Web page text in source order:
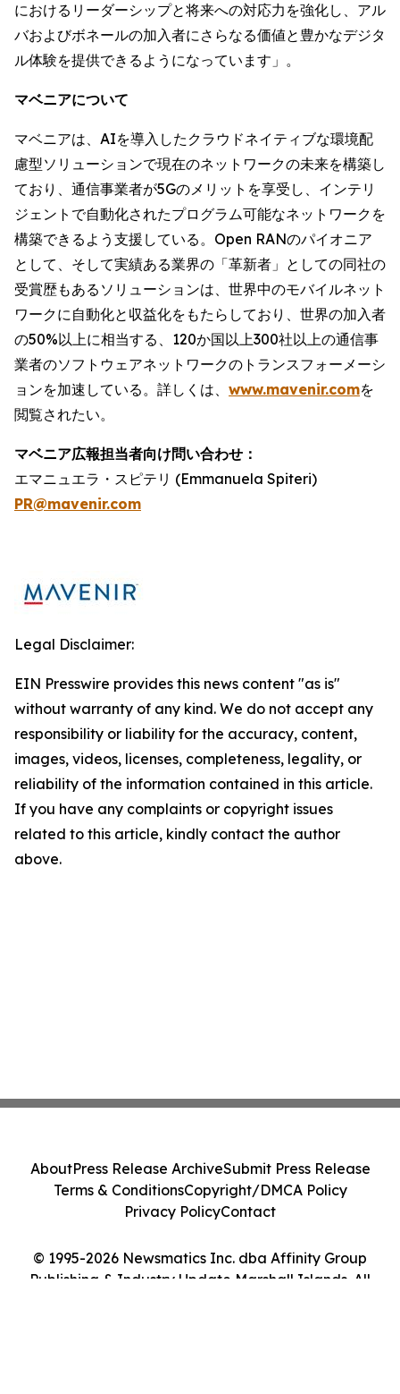
におけるリーダーシップと将来への対応力を強化し、アル
バおよびボネールの加入者にさらなる価値と豊かなデジタ
ル体験を提供できるようになっています」。
マベニアについて
マベニアは、AIを導入したクラウドネイティブな環境配
慮型ソリューションで現在のネットワークの未来を構築し
ており、通信事業者が5Gのメリットを享受し、インテリ
ジェントで自動化されたプログラム可能なネットワークを
構築できるよう支援している。Open RANのパイオニア
として、そして実績ある業界の「革新者」としての同社の
受賞歴もあるソリューションは、世界中のモバイルネット
ワークに自動化と収益化をもたらしており、世界の加入者
の50%以上に相当する、120か国以上300社以上の通信事
業者のソフトウェアネットワークのトランスフォーメーシ
ョンを加速している。詳しくは、 www.mavenir.comを
閲覧されたい。
マベニア広報担当者向け問い合わせ：
エマニュエラ・スピテリ (Emmanuela Spiteri)
PR@mavenir.com
Legal Disclaimer:
EIN Presswire provides this news content "as is"
without warranty of any kind. We do not accept any
responsibility or liability for the accuracy, content,
images, videos, licenses, completeness, legality, or
reliability of the information contained in this article.
If you have any complaints or copyright issues
related to this article, kindly contact the author
above.
© 1995-2026 Newsmatics Inc. dba Affinity Group
Publishing & Industry Update Marshall Islands. All
AboutPress Release ArchiveSubmit Press Release
Terms & ConditionsCopyright/DMCA Policy
Privacy PolicyContact